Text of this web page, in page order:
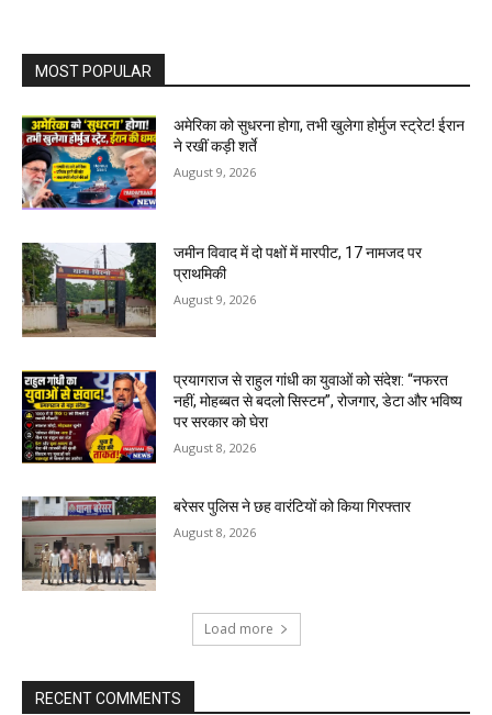
MOST POPULAR
अमेरिका को सुधरना होगा, तभी खुलेगा होर्मुज स्ट्रेट! ईरान
ने रखीं कड़ी शर्ते
August 9, 2026
जमीन विवाद में दो पक्षों में मारपीट, 17 नामजद पर
प्राथमिकी
August 9, 2026
प्रयागराज से राहुल गांधी का युवाओं को संदेश: “नफरत
नहीं, मोहब्बत से बदलो सिस्टम”, रोजगार, डेटा और भविष्य
पर सरकार को घेरा
August 8, 2026
बरेसर पुलिस ने छह वारंटियों को किया गिरफ्तार
August 8, 2026
Load more
RECENT COMMENTS